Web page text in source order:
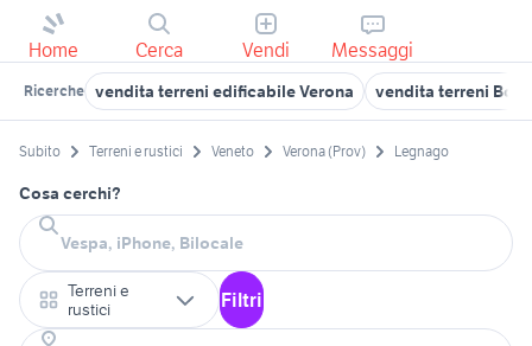
Home Cerca Vendi Messaggi
Ricerche vendita terreni edificabile Verona vendita terreni
Subito Terreni e rustici Veneto Verona (Prov) Legnago
Cosa cerchi?
Terreni e
rustici
Filtri